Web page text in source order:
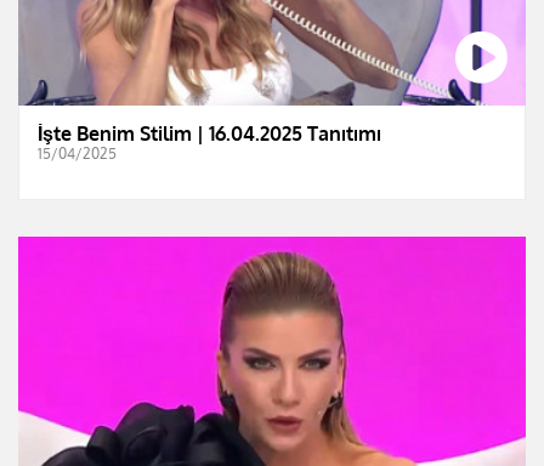
İşte Benim Stilim | 16.04.2025 Tanıtımı
15/04/2025